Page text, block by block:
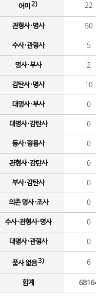
어미 2) 22
관형사·명사 50
수사·관형사 5
명사·부사 2
감탄사·명사 10
대명사·부사 0
대명사·감탄사 0
동사·형용사 0
관형사·감탄사 0
부사·감탄사 0
의존 명사·조사 0
수사·관형사·명사 0
대명사·관형사 0
품사 없음3) 6
합계